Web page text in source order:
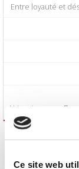
Ce site web
Entre loyauté et
*Livraison en